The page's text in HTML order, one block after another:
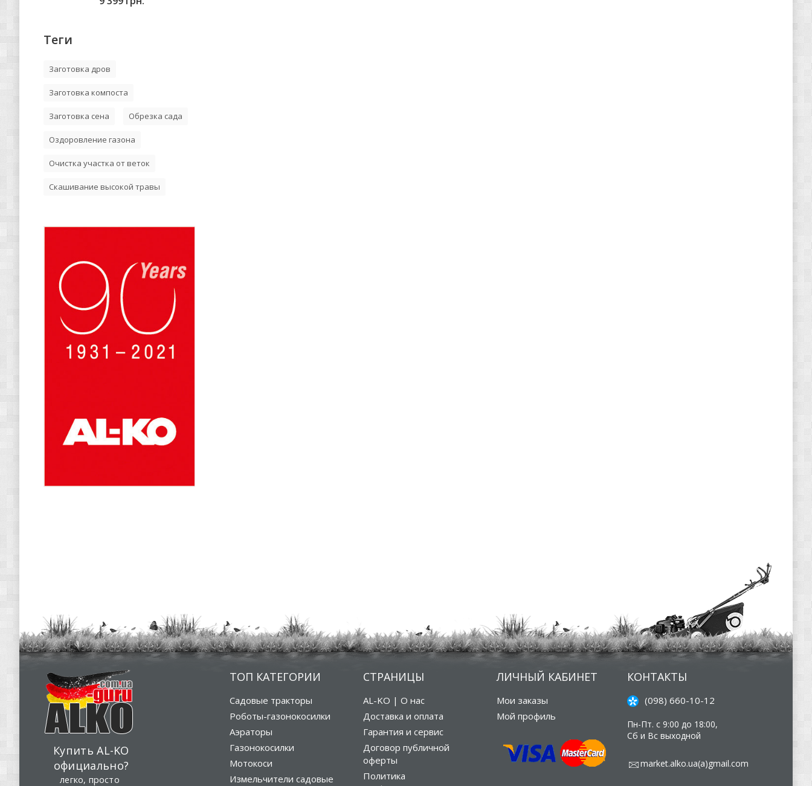
Теги
Заготовка дров
Заготовка компоста
Заготовка сена Обрезка сада
Оздоровление газона
Очистка участка от веток
Скашивание высокой травы
Купить AL-KO
официально?
легко, просто
ТОП КАТЕГОРИИ
Садовые тракторы
Роботы-газонокосилки
Аэраторы
Газонокосилки
Мотокоси
Измельчители садовые
СТРАНИЦЫ
AL-KO | О нас
Доставка и оплата
Гарантия и сервис
Договор публичной
оферты
Политика
ЛИЧНЫЙ КАБИНЕТ
Мои заказы
Мой профиль
КОНТАКТЫ
(098) 660-10-12
Пн-Пт. с 9:00 до 18:00,
Сб и Вс выходной
market.alko.ua(а)gmail.com